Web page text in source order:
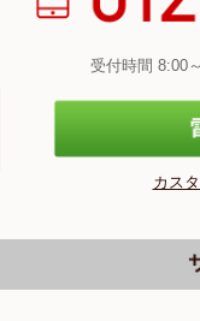
受付時間 8:00
カス